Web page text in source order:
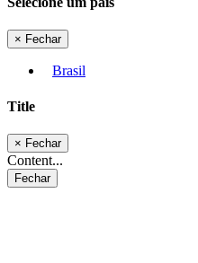
× Fechar
Brasil
Title
× Fechar
Content...
Fechar